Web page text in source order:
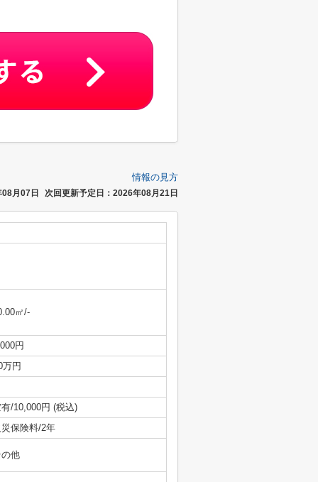
情報の見方
月07日 次回更新予定日：2026年08月21日
㎡/-
円
万円
/10,000円 (税込)
保険料/2年
他